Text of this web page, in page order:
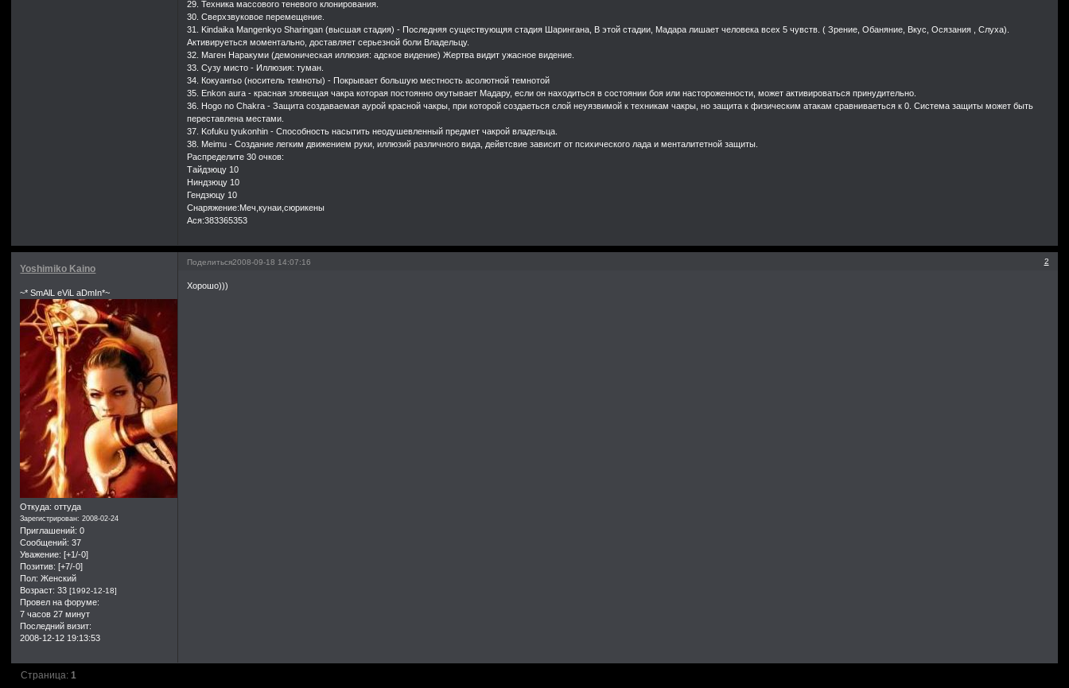
29. Техника массового теневого клонирования.
30. Сверхзвуковое перемещение.
31. Kindaika Mangenkyo Sharingan (высшая стадия) - Последняя существующяя стадия Шарингана, В этой стадии, Мадара лишает человека всех 5 чувств. ( Зрение, Обаняние, Вкус, Осязания , Слуха).
Активируеться моментально, доставляет серьезной боли Владельцу.
32. Маген Наракуми (демоническая иллюзия: адское видение) Жертва видит ужасное видение.
33. Сузу мисто - Иллюзия: туман.
34. Кокуангьо (носитель темноты) - Покрывает большую местность асолютной темнотой
35. Enkon aura - красная зловещая чакра которая постоянно окутывает Мадару, если он находиться в состоянии боя или настороженности, может активироваться принудительно.
36. Hogo no Chakra - Защита создаваемая аурой красной чакры, при которой создаеться слой неуязвимой к техникам чакры, но защита к физическим атакам сравниваеться к 0. Система защиты может быть
переставлена местами.
37. Kofuku tyukonhin - Способность насытить неодушевленный предмет чакрой владельца.
38. Meimu - Создание легким движением руки, иллюзий различного вида, дейвтсвие зависит от психического лада и менталитетной защиты.
Распределите 30 очков:
Тайдзюцу 10
Ниндзюцу 10
Гендзюцу 10
Снаряжение:Меч,кунаи,сюрикены
Ася:383365353
Поделиться 2
2008-09-18 14:07:16
Yoshimiko Kaino
~* SmAlL eViL aDmIn*~
Откуда: оттуда
Зарегистрирован: 2008-02-24
Приглашений: 0
Сообщений: 37
Уважение: [+1/-0]
Позитив: [+7/-0]
Пол: Женский
Возраст: 33[1992-12-18]
Провел на форуме:
7 часов 27 минут
Последний визит:
2008-12-12 19:13:53
Хорошо)))
Страница: 1